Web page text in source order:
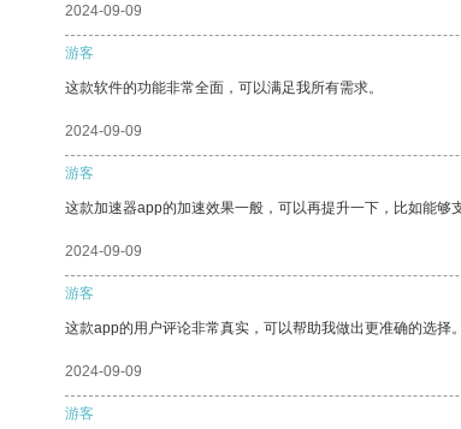
2024-09-09
游客
这款软件的功能非常全面，可以满足我所有需求。
2024-09-09
游客
这款加速器app的加速效果一般，可以再提升一下，比如能够
2024-09-09
游客
这款app的用户评论非常真实，可以帮助我做出更准确的选择。
2024-09-09
游客